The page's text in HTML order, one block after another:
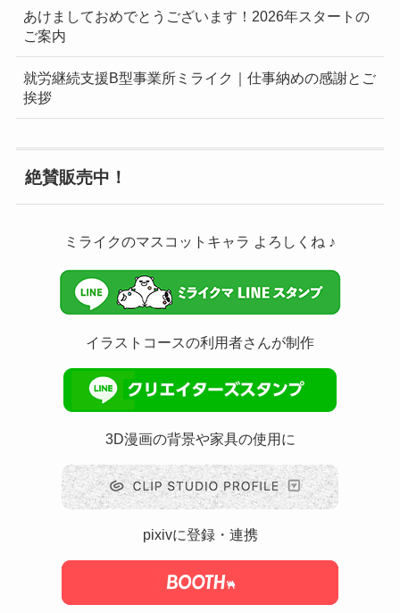
あけましておめでとうございます！2026年スタートの
ご案内
就労継続支援B型事業所ミライク｜仕事納めの感謝とご
挨拶
絶賛販売中！
ミライクのマスコットキャラ よろしくね ♪
イラストコースの利用者さんが制作
3D漫画の背景や家具の使用に
pixivに登録・連携